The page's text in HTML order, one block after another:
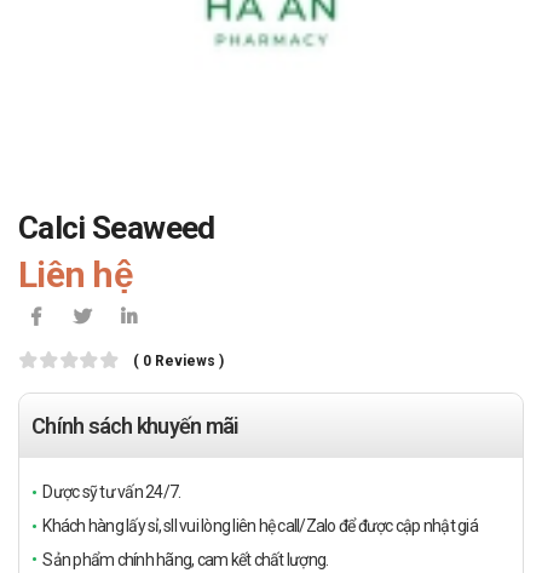
Calci Seaweed
Liên hệ
( 0 Reviews )
Chính sách khuyến mãi
Dược sỹ tư vấn 24/7.
Khách hàng lấy sỉ, sll vui lòng liên hệ call/Zalo để được cập nhật giá
Sản phẩm chính hãng, cam kết chất lượng.